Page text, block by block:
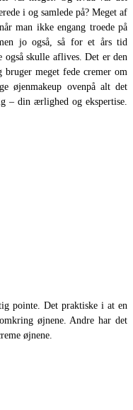
i og samlede på? Meget af
man ikke engang troede på
jo også, så for et års tid
skulle aflives. Det er den
meget fede cremer om
øjenmakeup ovenpå alt det
– din ærlighed og ekspertise.
pointe. Det praktiske i at en
øjnene. Andre har det
øjnene.